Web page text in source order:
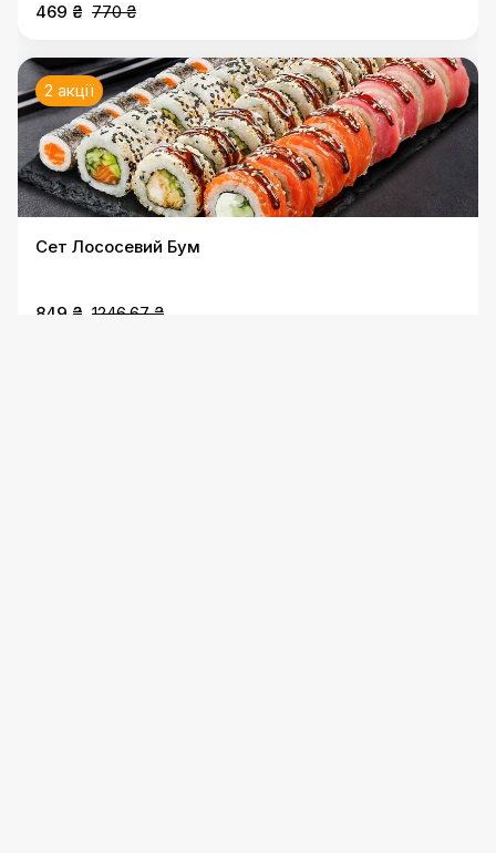
469 ₴ 770 ₴
2 акції
Сет Лососевий Бум
849 ₴ 1246.67 ₴